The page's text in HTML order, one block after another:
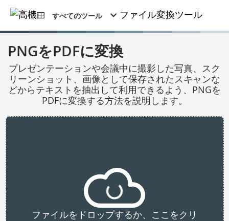
すべてのツール
PNGをPDFに変換
プレゼンテーションや会議中に撮影した写真、スク
リーンショット、画像として保存されたスキャンな
どからテキストを抽出して利用できるよう、PNGを
PDFに変換する方法を説明します。
ファイルをドロップするか、ここをクリ